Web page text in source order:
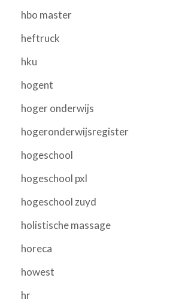
hbo master
heftruck
hku
hogent
hoger onderwijs
hogeronderwijsregister
hogeschool
hogeschool pxl
hogeschool zuyd
holistische massage
horeca
howest
hr